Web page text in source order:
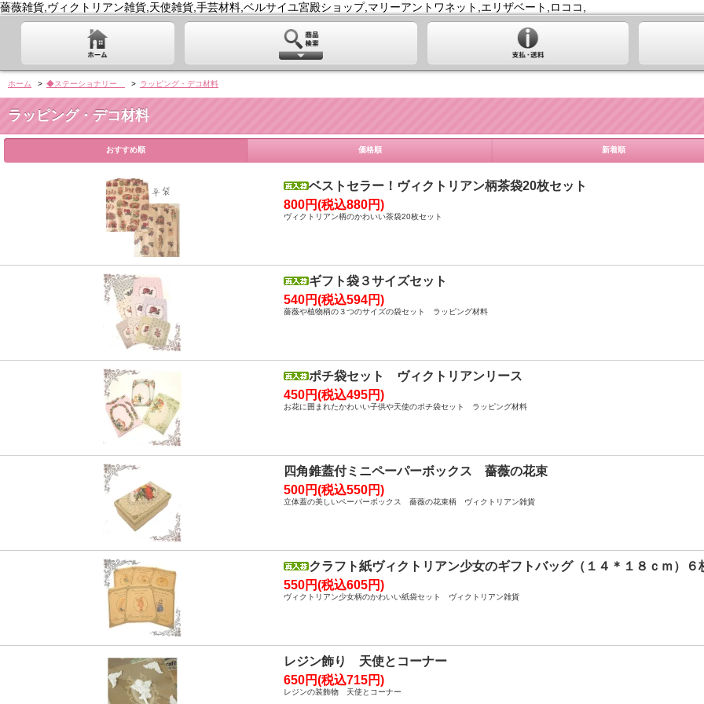
薔薇雑貨,ヴィクトリアン雑貨,天使雑貨,手芸材料,ベルサイユ宮殿ショップ,マリーアントワネット,エリザベート,ロココ,
ホーム > ◆ステーショナリー > ラッピング・デコ材料
ラッピング・デコ材料
おすすめ順 価格順 新着順
ベストセラー！ヴィクトリアン柄茶袋20枚セット
800円(税込880円)
ヴィクトリアン柄のかわいい茶袋20枚セット
ギフト袋３サイズセット
540円(税込594円)
薔薇や植物柄の３つのサイズの袋セット ラッピング材料
ポチ袋セット ヴィクトリアンリース
450円(税込495円)
お花に囲まれたかわいい子供や天使のポチ袋セット ラッピング材料
四角錐蓋付ミニペーパーボックス 薔薇の花束
500円(税込550円)
立体蓋の美しいペーパーボックス 薔薇の花束柄 ヴィクトリアン雑貨
クラフト紙ヴィクトリアン少女のギフトバッグ（１４＊１８ｃｍ）６
550円(税込605円)
ヴィクトリアン少女柄のかわいい紙袋セット ヴィクトリアン雑貨
レジン飾り 天使とコーナー
650円(税込715円)
レジンの装飾物 天使とコーナー